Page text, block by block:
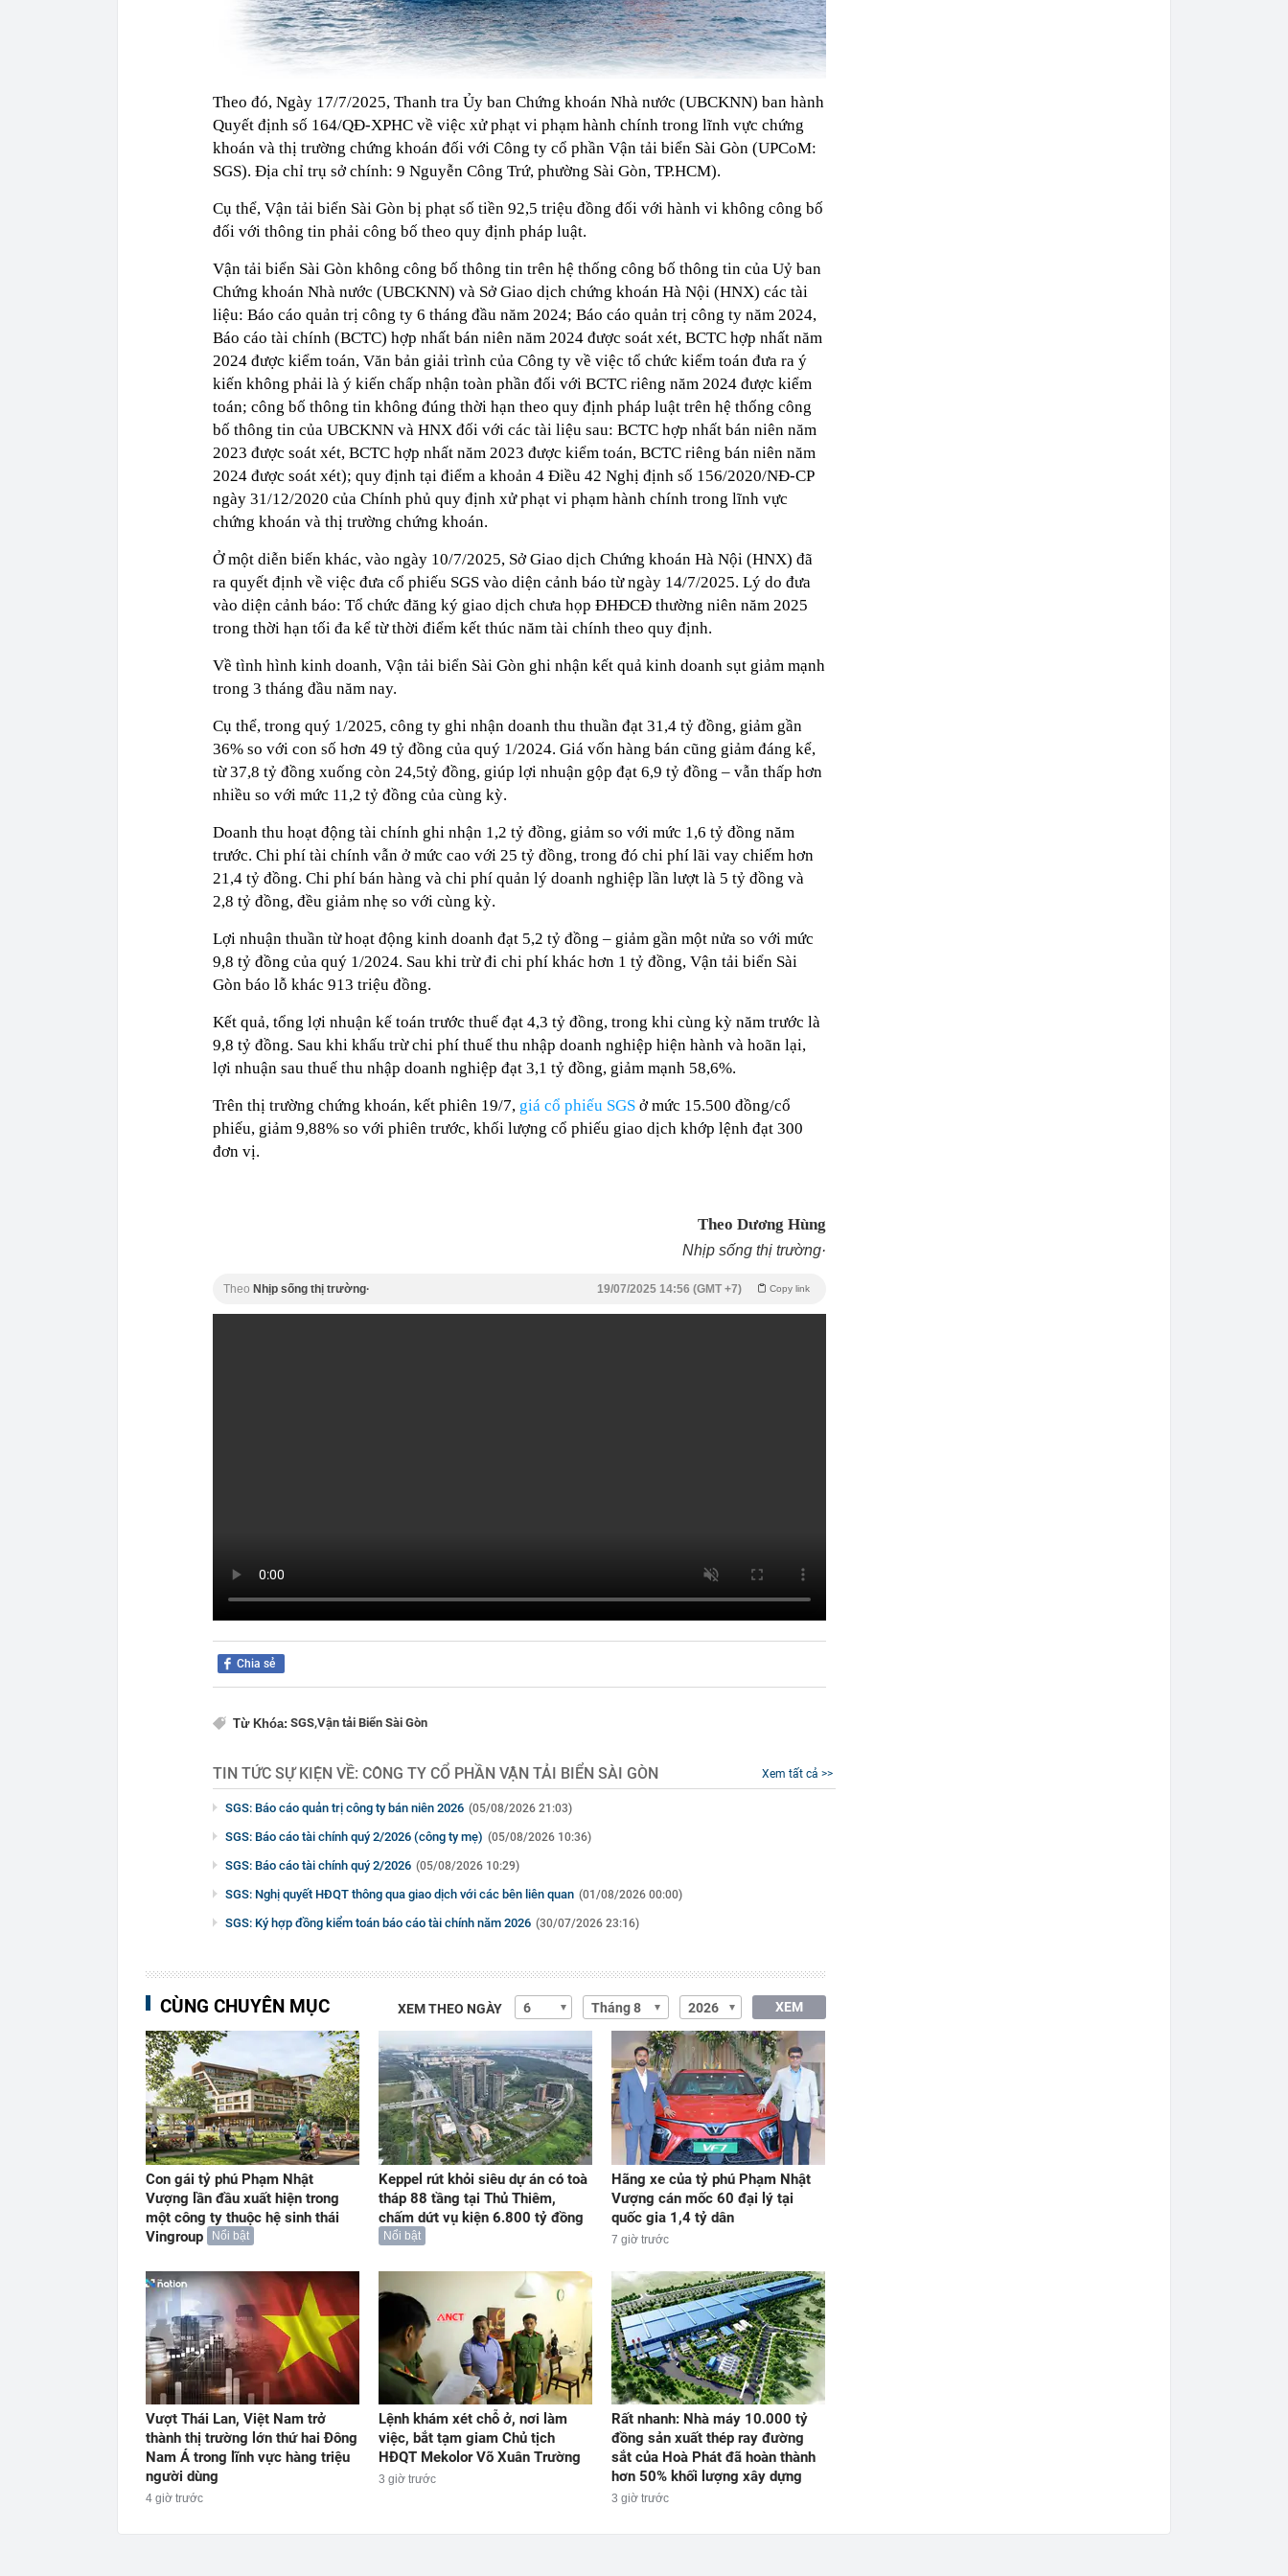
Theo đó, Ngày 17/7/2025, Thanh tra Ủy ban Chứng khoán Nhà nước (UBCKNN) ban hành
Quyết định số 164/QĐ-XPHC về việc xử phạt vi phạm hành chính trong lĩnh vực chứng
khoán và thị trường chứng khoán đối với Công ty cổ phần Vận tải biển Sài Gòn (UPCoM:
SGS). Địa chỉ trụ sở chính: 9 Nguyễn Công Trứ, phường Sài Gòn, TP.HCM).
Cụ thể, Vận tải biển Sài Gòn bị phạt số tiền 92,5 triệu đồng đối với hành vi không công bố
đối với thông tin phải công bố theo quy định pháp luật.
Vận tải biển Sài Gòn không công bố thông tin trên hệ thống công bố thông tin của Uỷ ban
Chứng khoán Nhà nước (UBCKNN) và Sở Giao dịch chứng khoán Hà Nội (HNX) các tài
liệu: Báo cáo quản trị công ty 6 tháng đầu năm 2024; Báo cáo quản trị công ty năm 2024,
Báo cáo tài chính (BCTC) hợp nhất bán niên năm 2024 được soát xét, BCTC hợp nhất năm
2024 được kiểm toán, Văn bản giải trình của Công ty về việc tổ chức kiểm toán đưa ra ý
kiến không phải là ý kiến chấp nhận toàn phần đối với BCTC riêng năm 2024 được kiểm
toán; công bố thông tin không đúng thời hạn theo quy định pháp luật trên hệ thống công
bố thông tin của UBCKNN và HNX đối với các tài liệu sau: BCTC hợp nhất bán niên năm
2023 được soát xét, BCTC hợp nhất năm 2023 được kiểm toán, BCTC riêng bán niên năm
2024 được soát xét); quy định tại điểm a khoản 4 Điều 42 Nghị định số 156/2020/NĐ-CP
ngày 31/12/2020 của Chính phủ quy định xử phạt vi phạm hành chính trong lĩnh vực
chứng khoán và thị trường chứng khoán.
Ở một diễn biến khác, vào ngày 10/7/2025, Sở Giao dịch Chứng khoán Hà Nội (HNX) đã
ra quyết định về việc đưa cổ phiếu SGS vào diện cảnh báo từ ngày 14/7/2025. Lý do đưa
vào diện cảnh báo: Tổ chức đăng ký giao dịch chưa họp ĐHĐCĐ thường niên năm 2025
trong thời hạn tối đa kể từ thời điểm kết thúc năm tài chính theo quy định.
Về tình hình kinh doanh, Vận tải biển Sài Gòn ghi nhận kết quả kinh doanh sụt giảm mạnh
trong 3 tháng đầu năm nay.
Cụ thể, trong quý 1/2025, công ty ghi nhận doanh thu thuần đạt 31,4 tỷ đồng, giảm gần
36% so với con số hơn 49 tỷ đồng của quý 1/2024. Giá vốn hàng bán cũng giảm đáng kể,
từ 37,8 tỷ đồng xuống còn 24,5tỷ đồng, giúp lợi nhuận gộp đạt 6,9 tỷ đồng – vẫn thấp hơn
nhiều so với mức 11,2 tỷ đồng của cùng kỳ.
Doanh thu hoạt động tài chính ghi nhận 1,2 tỷ đồng, giảm so với mức 1,6 tỷ đồng năm
trước. Chi phí tài chính vẫn ở mức cao với 25 tỷ đồng, trong đó chi phí lãi vay chiếm hơn
21,4 tỷ đồng. Chi phí bán hàng và chi phí quản lý doanh nghiệp lần lượt là 5 tỷ đồng và
2,8 tỷ đồng, đều giảm nhẹ so với cùng kỳ.
Lợi nhuận thuần từ hoạt động kinh doanh đạt 5,2 tỷ đồng – giảm gần một nửa so với mức
9,8 tỷ đồng của quý 1/2024. Sau khi trừ đi chi phí khác hơn 1 tỷ đồng, Vận tải biển Sài
Gòn báo lỗ khác 913 triệu đồng.
Kết quả, tổng lợi nhuận kế toán trước thuế đạt 4,3 tỷ đồng, trong khi cùng kỳ năm trước là
9,8 tỷ đồng. Sau khi khấu trừ chi phí thuế thu nhập doanh nghiệp hiện hành và hoãn lại,
lợi nhuận sau thuế thu nhập doanh nghiệp đạt 3,1 tỷ đồng, giảm mạnh 58,6%.
Trên thị trường chứng khoán, kết phiên 19/7, giá cổ phiếu SGS ở mức 15.500 đồng/cổ
phiếu, giảm 9,88% so với phiên trước, khối lượng cổ phiếu giao dịch khớp lệnh đạt 300
đơn vị.
Theo Dương Hùng
Nhịp sống thị trường·
Theo Nhịp sống thị trường· Copy link
19/07/2025 14:56 (GMT +7)
Chia sẻ
Từ Khóa: SGS,Vận tải Biển Sài Gòn
TIN TỨC SỰ KIỆN VỀ: CÔNG TY CỔ PHẦN VẬN TẢI BIỂN SÀI GÒN Xem tất cả >>
SGS: Báo cáo quản trị công ty bán niên 2026 (05/08/2026 21:03)
SGS: Báo cáo tài chính quý 2/2026 (công ty mẹ) (05/08/2026 10:36)
SGS: Báo cáo tài chính quý 2/2026 (05/08/2026 10:29)
SGS: Nghị quyết HĐQT thông qua giao dịch với các bên liên quan (01/08/2026 00:00)
SGS: Ký hợp đồng kiểm toán báo cáo tài chính năm 2026 (30/07/2026 23:16)
CÙNG CHUYÊN MỤC XEM THEO NGÀY XEM
Con gái tỷ phú Phạm Nhật
Vượng lần đầu xuất hiện trong
một công ty thuộc hệ sinh thái
Vingroup
Nổi bật
Keppel rút khỏi siêu dự án có toà
tháp 88 tầng tại Thủ Thiêm,
chấm dứt vụ kiện 6.800 tỷ đồng
Nổi bật
Hãng xe của tỷ phú Phạm Nhật
Vượng cán mốc 60 đại lý tại
quốc gia 1,4 tỷ dân
7 giờ trước
Vượt Thái Lan, Việt Nam trở
thành thị trường lớn thứ hai Đông
Nam Á trong lĩnh vực hàng triệu
người dùng
4 giờ trước
Lệnh khám xét chỗ ở, nơi làm
việc, bắt tạm giam Chủ tịch
HĐQT Mekolor Võ Xuân Trường
3 giờ trước
Rất nhanh: Nhà máy 10.000 tỷ
đồng sản xuất thép ray đường
sắt của Hoà Phát đã hoàn thành
hơn 50% khối lượng xây dựng
3 giờ trước